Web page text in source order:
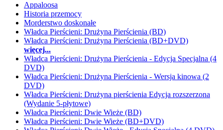
Appaloosa
Historia przemocy
Morderstwo doskonałe
Władca Pierścieni: Drużyna Pierścienia (BD)
Władca Pierścieni: Drużyna Pierścienia (BD+DVD)
więcej...
Władca Pierścieni: Drużyna Pierścienia - Edycja Specjalna (4
DVD)
Władca Pierścieni: Drużyna Pierścienia - Wersja kinowa (2
DVD)
Władca Pierścieni: Drużyna pierścienia Edycja rozszerzona
(Wydanie 5-płytowe)
Władca Pierścieni: Dwie Wieże (BD)
Władca Pierścieni: Dwie Wieże (BD+DVD)